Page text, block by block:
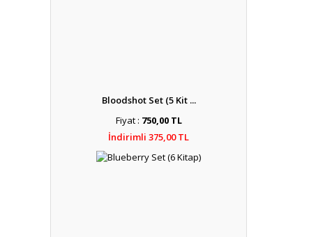
Bloodshot Set (5 Kit ...
Fiyat : 750,00 TL
İndirimli 375,00 TL